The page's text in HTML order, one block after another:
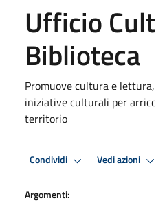
Ufficio
Biblioteca
Promuove cultura e
iniziative culturali per
territorio
Condividi Vedi azioni
Argomenti: